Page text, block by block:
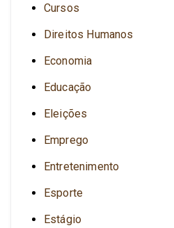
Cursos
Direitos Humanos
Economia
Educação
Eleições
Emprego
Entretenimento
Esporte
Estágio